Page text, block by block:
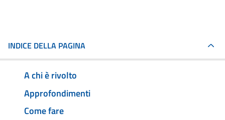
INDICE DELLA PAGINA
A chi è rivolto
Approfondimenti
Come fare